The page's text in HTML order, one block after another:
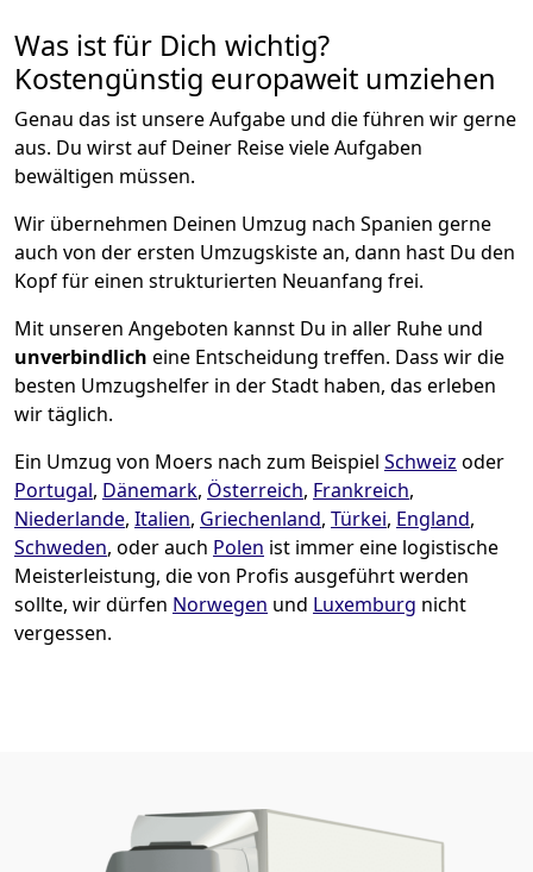
Was ist für Dich wichtig?
Kostengünstig europaweit umziehen
Genau das ist unsere Aufgabe und die führen wir gerne
aus. Du wirst auf Deiner Reise viele Aufgaben
bewältigen müssen.
Wir übernehmen Deinen Umzug nach Spanien gerne
auch von der ersten Umzugskiste an, dann hast Du den
Kopf für einen strukturierten Neuanfang frei.
Mit unseren Angeboten kannst Du in aller Ruhe und
unverbindlich eine Entscheidung treffen. Dass wir die
besten Umzugshelfer in der Stadt haben, das erleben
wir täglich.
Ein Umzug von Moers nach zum Beispiel Schweiz oder
Portugal, Dänemark, Österreich, Frankreich,
Niederlande, Italien, Griechenland, Türkei, England,
Schweden, oder auch Polen ist immer eine logistische
Meisterleistung, die von Profis ausgeführt werden
sollte, wir dürfen Norwegen und Luxemburg nicht
vergessen.